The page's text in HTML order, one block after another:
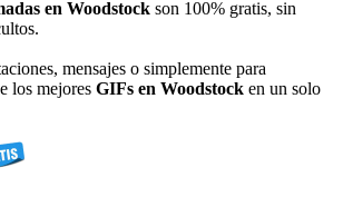
en Woodstock son 100% gratis, sin
mensajes o simplemente para
los mejores GIFs en Woodstock en un solo